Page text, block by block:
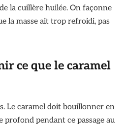
la cuillère huilée. On façonne
la masse ait trop refroidi, pas
ce que le caramel
Le caramel doit bouillonner en
profond pendant ce passage au